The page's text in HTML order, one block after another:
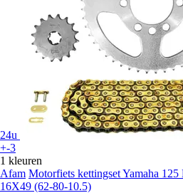
24u
+-3
1 kleuren
Afam Motorfiets kettingset Yamaha
16X49 (62-80-10.5)